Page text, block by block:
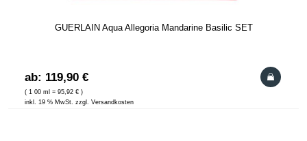
GUERLAIN Aqua Allegoria Mandarine Basilic SET
ab: 119,90 €
( 1 00 ml = 95,92 € )
inkl. 19 % MwSt. zzgl. Versandkosten